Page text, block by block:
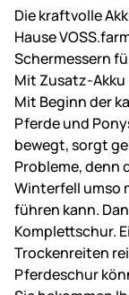
Die kraftvolle
Hause
Schermessern
Mit Zusatz-
Mit Beginn der
Pferde und
bewegt, sorgt
Probleme, denn
Winterfell umso
führen kann.
Komplettschur.
Trockenreiten
Pferdeschur